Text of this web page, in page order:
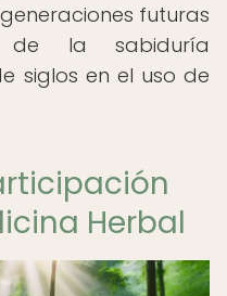
futuras
de la sabiduría
siglos en el uso de
Herbal